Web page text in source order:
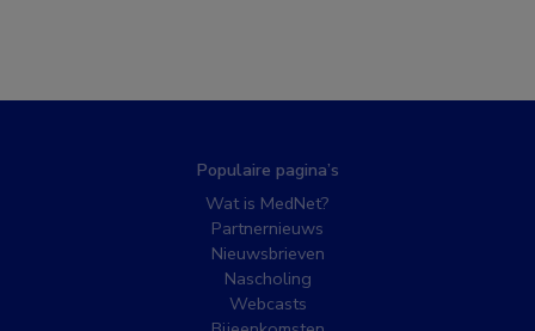
Populaire pagina’s
Wat is MedNet?
Partnernieuws
Nieuwsbrieven
Nascholing
Webcasts